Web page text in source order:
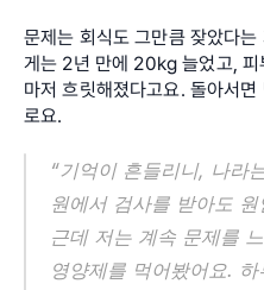
문제는 회식도 그만큼 잦았다
게는 2년 만에 20kg 늘었고, 피
마저 흐릿해졌다고요. 돌아서
로요.
“기억이 흔들리니, 나라
원에서 검사를 받아도
근데 저는 계속 문제를
영양제를 먹어봤어요.